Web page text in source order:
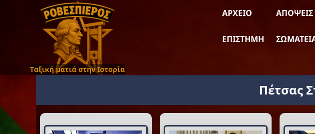
Ταξική ματιά στην Ιστορία
ΑΡΧΕΊΟ ΑΠΌΨΕΙΣ
ΕΠΙΣΤΉΜΗ
Πέτσας